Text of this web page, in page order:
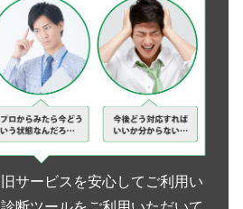
サービスを安心してご利用い